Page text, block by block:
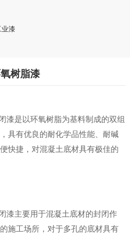
漆
树脂漆
漆是以环氧树脂为基料制成的双组
具有优良的耐化学品性能、耐碱
快捷，对混凝土底材具有极佳的
漆主要用于混凝土底材的封闭作
施工场所，对于多孔的底材具有